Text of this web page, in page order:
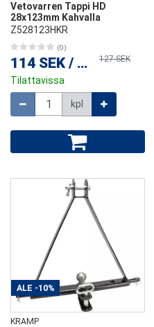
Vetovarren Tappi HD
28x123mm Kahvalla
Z528123HKR
(0)
114 SEK / kpl 127 SEK
Tilattavissa
kpl
ALE -10%
KRAMP